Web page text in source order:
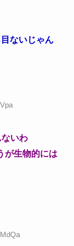
ないじゃん
いわ
が生物的には